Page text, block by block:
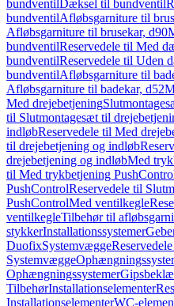
bundventilDæksel til bundventil
bundventilAfløbsgarniture til
Afløbsgarniture til brusekar, d90
bundventilReservedele til Med
bundventilReservedele til Uden
bundventilAfløbsgarniture til
Afløbsgarniture til badekar, d52
Med drejebetjening
til Slutmontagesæt til
indløbReservedele til Med
til drejebetjening og indløb
drejebetjening og indløbMed
til Med trykbetjening
PushControlReservedele til
PushControlMed ventilkegle
ventilkegleTilbehør til
stykkerInstallationssystemer
DuofixSystemvægge
Systemvægge
Ophængningssystemer
TilbehørInstallationselementer
InstallationselementerWC-